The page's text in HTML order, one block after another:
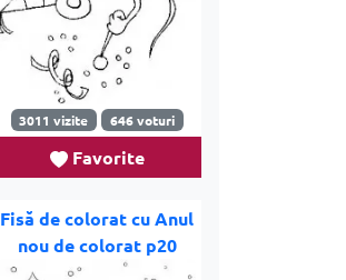
3011 vizite 646 voturi
Favorite
Fisă de colorat cu Anul
nou de colorat p20